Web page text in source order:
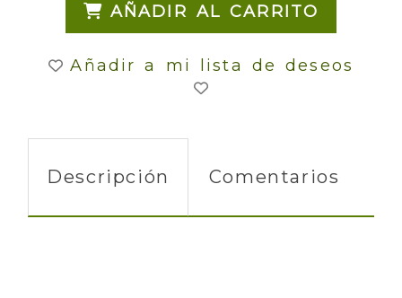
AÑADIR AL CARRITO
Añadir a mi lista de deseos
Descripción Comentarios